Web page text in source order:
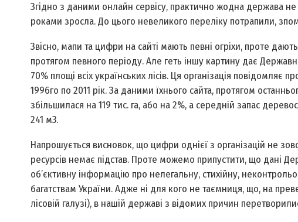
Згідно з даними он­лайн сервісу, практично жодна держава
роками зросла. До цього невеликого переліку потрапили,
Звісно, мапи та цифри на сайті мають певні огріхи, проте
протягом певного періоду. Але геть іншу картину дає
70% площі всіх українських лісів. Ця організація повідомляє
1996­го по 2011 рік. За даними їхнього сайта, протягом
збільшилася на 119 тис. га, або на 2%, а середній запас
241 м3.
Напрошується висновок, що цифри однієї з організацій не
ресурсів немає підстав. Проте можемо припустити, що дані
об’єктивну інформацію про нелегальну, стихійну,
багатствам України. Адже ні для кого не таємниця, що, на
лісовій галузі), в нашій державі з відомих причин